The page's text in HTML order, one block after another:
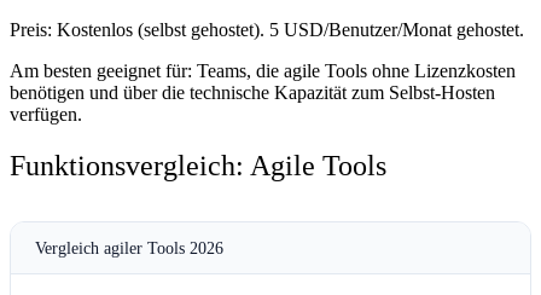
Preis: Kostenlos (selbst gehostet). 5 USD/Benutzer/Monat gehostet.
Am besten geeignet für: Teams, die agile Tools ohne Lizenzkosten
benötigen und über die technische Kapazität zum Selbst-Hosten
verfügen.
Funktionsvergleich: Agile Tools
Vergleich agiler Tools 2026